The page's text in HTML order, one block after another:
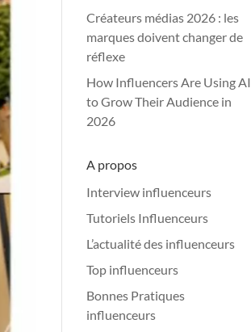
Créateurs médias 2026 : les
marques doivent changer de
réflexe
How Influencers Are Using AI
to Grow Their Audience in
2026
A propos
Interview influenceurs
Tutoriels Influenceurs
L’actualité des influenceurs
Top influenceurs
Bonnes Pratiques
influenceurs